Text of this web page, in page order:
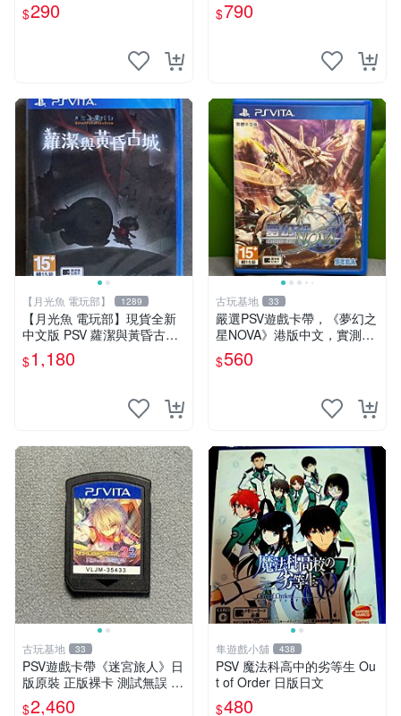
$290 $790
【月光魚 電玩部】 1289
【月光魚 電玩部】現貨全新
中文版 PSV 蘿潔與黃昏古城
亞版中文一般版 亞洲中文版
$1,180
古玩基地 33
嚴選PSV遊戲卡帶，《夢幻之
星NOVA》港版中文，實測狀
況佳，詳情見圖，請確認成色
再拍下。拍賣無退機制，詳情
$560
古玩基地 33
PSV遊戲卡帶《迷宮旅人》日
版原裝 正版裸卡 測試無誤 ps
v 卡帶 迷宮旅人
$2,460
隼遊戲小舖 438
PSV 魔法科高中的劣等生 Ou
t of Order 日版日文
$480